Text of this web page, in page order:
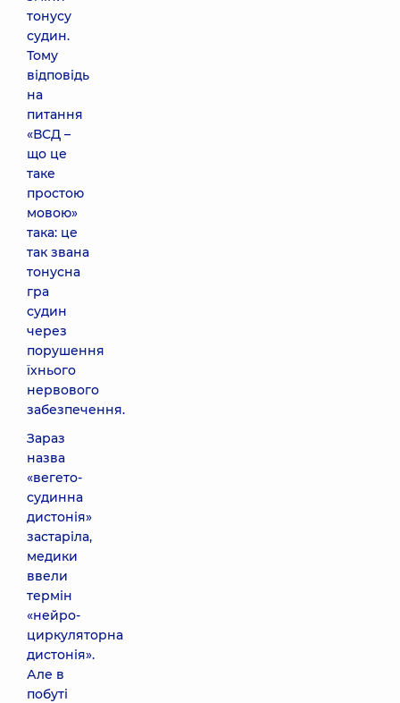
тонусу
судин.
Тому
відповідь
на
питання
«ВСД –
що це
таке
простою
мовою»
така: це
так звана
тонусна
гра
судин
через
порушення
їхнього
нервового
забезпечення.
Зараз
назва
«вегето-
судинна
дистонія»
застаріла,
медики
ввели
термін
«нейро-
циркуляторна
дистонія».
Але в
побуті